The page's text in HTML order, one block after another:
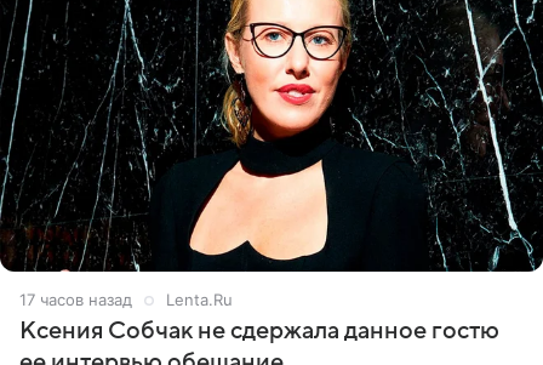
17 часов назад Lenta.Ru
Ксения Собчак не сдержала данное гостю